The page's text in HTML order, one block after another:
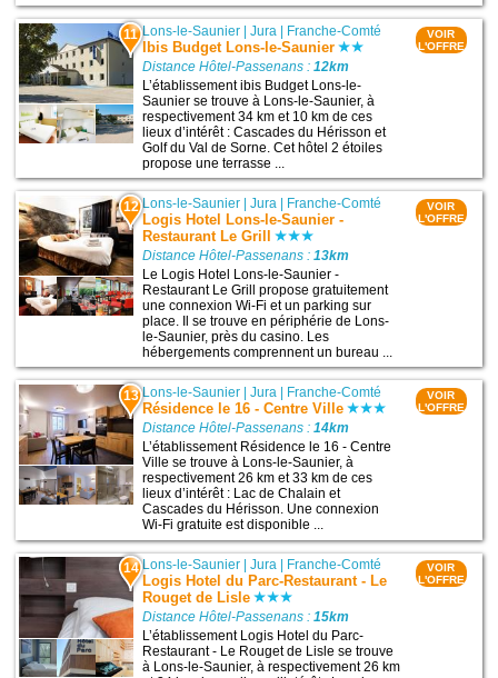
11 Lons-le-Saunier |Jura | Franche-Comté
Ibis Budget Lons-le-Saunier
Distance Hôtel-Passenans :12km
L’établissement ibis Budget Lons-le-
Saunier se trouve à Lons-le-Saunier, à
respectivement 34 km et 10 km de ces
lieux d’intérêt : Cascades du Hérisson et
Golf du Val de Sorne. Cet hôtel 2 étoiles
propose une terrasse ...
VOIR
L'OFFRE
12 Lons-le-Saunier |Jura | Franche-Comté
Logis Hotel Lons-le-Saunier -
Restaurant Le Grill
Distance Hôtel-Passenans :13km
Le Logis Hotel Lons-le-Saunier -
Restaurant Le Grill propose gratuitement
une connexion Wi-Fi et un parking sur
place. Il se trouve en périphérie de Lons-
le-Saunier, près du casino. Les
hébergements comprennent un bureau ...
VOIR
L'OFFRE
13 Lons-le-Saunier |Jura Franche-Comté
Résidence le 16 - Centre Ville
Distance Hôtel-Passenans :14km
L’établissement Résidence le 16 - Centre
Ville se trouve à Lons-le-Saunier, à
respectivement 26 km et 33 km de ces
lieux d’intérêt : Lac de Chalain et
Cascades du Hérisson. Une connexion
Wi-Fi gratuite est disponible ...
VOIR
L'OFFRE
14 Lons-le-Saunier |Jura Franche-Comté
Logis Hotel du Parc-Restaurant - Le
Rouget de Lisle
Distance Hôtel-Passenans :15km
L’établissement Logis Hotel du Parc-
Restaurant - Le Rouget de Lisle se trouve
à Lons-le-Saunier, à respectivement 26 km
VOIR
L'OFFRE